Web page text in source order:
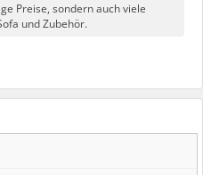
Preise, sondern auch viele
und Zubehör.